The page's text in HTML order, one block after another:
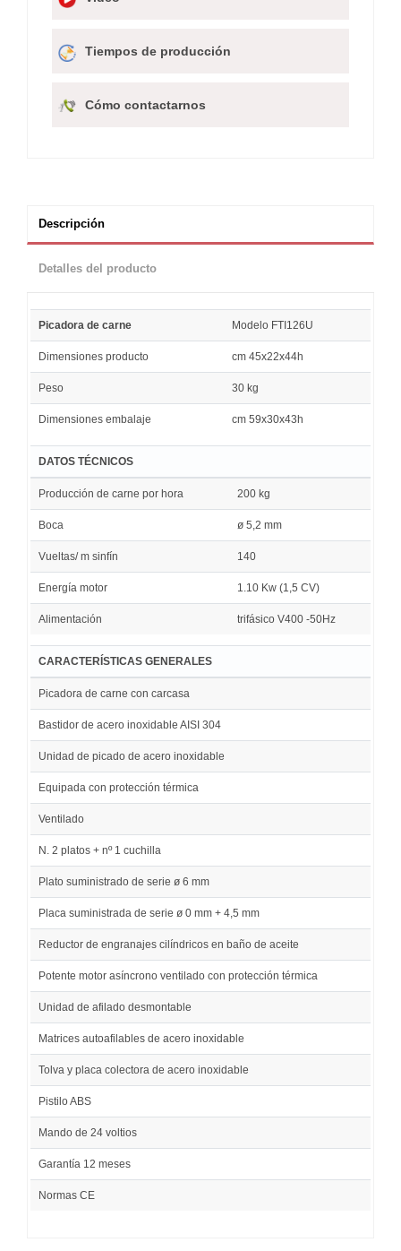
Tiempos de producción
Cómo contactarnos
Descripción
Detalles del producto
Picadora de carne Modelo FTI126U
Dimensiones producto cm 45x22x44h
Peso 30 kg
Dimensiones embalaje cm 59x30x43h
DATOS TÉCNICOS
Producción de carne por hora 200 kg
Boca ø 5,2 mm
Vueltas/ m sinfín 140
Energía motor 1.10 Kw (1,5 CV)
Alimentación trifásico V400 -50Hz
CARACTERÍSTICAS GENERALES
Picadora de carne con carcasa
Bastidor de acero inoxidable AISI 304
Unidad de picado de acero inoxidable
Equipada con protección térmica
Ventilado
N. 2 platos + nº 1 cuchilla
Plato suministrado de serie ø 6 mm
Placa suministrada de serie ø 0 mm + 4,5 mm
Reductor de engranajes cilíndricos en baño de aceite
Potente motor asíncrono ventilado con protección térmica
Unidad de afilado desmontable
Matrices autoafilables de acero inoxidable
Tolva y placa colectora de acero inoxidable
Pistilo ABS
Mando de 24 voltios
Garantía 12 meses
Normas CE